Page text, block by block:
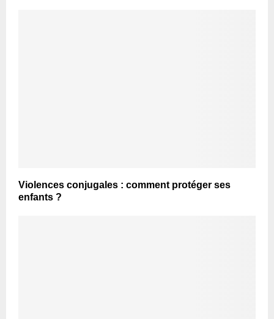
Violences conjugales : comment protéger ses
enfants ?